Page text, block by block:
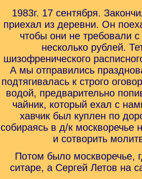
1983г. 17 сентября.
приехал из деревни. Он
чтобы они не требовали
несколько рублей.
шизофренического
А мы отправились
подтягивалась к строго
водой, предварительно
чайник, который ехал с
хавчик был куплен по
собираясь в д/к
и сотворить
Потом было москворечье,
ситаре, а Сергей Летов на